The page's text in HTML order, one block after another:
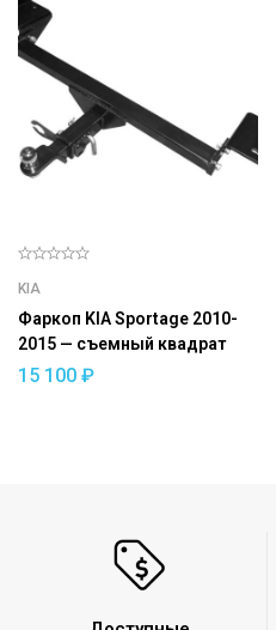
KIA
Фаркоп KIA Sportage 2010-
2015 — съемный квадрат
15 100 ₽